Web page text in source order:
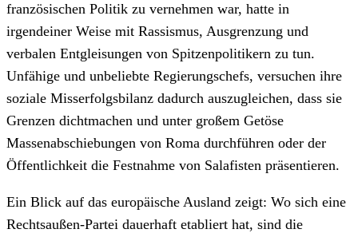
französischen Politik zu vernehmen war, hatte in
irgendeiner Weise mit Rassismus, Ausgrenzung und
verbalen Entgleisungen von Spitzenpolitikern zu tun.
Unfähige und unbeliebte Regierungschefs, versuchen ihre
soziale Misserfolgsbilanz dadurch auszugleichen, dass sie
Grenzen dichtmachen und unter großem Getöse
Massenabschiebungen von Roma durchführen oder der
Öffentlichkeit die Festnahme von Salafisten präsentieren.
Ein Blick auf das europäische Ausland zeigt: Wo sich eine
Rechtsaußen-Partei dauerhaft etabliert hat, sind die